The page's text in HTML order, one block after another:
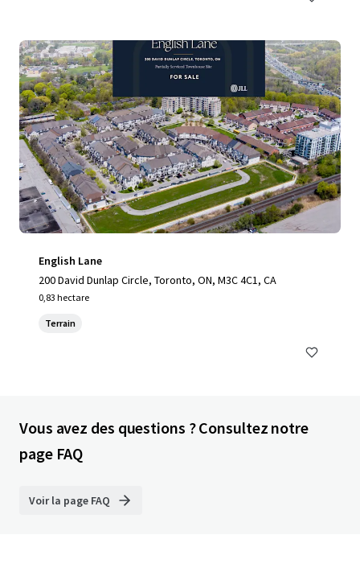
English Lane
200 David Dunlap Circle, Toronto, ON, M3C 4C1, CA
0,83 hectare
Terrain
Vous avez des questions ? Consultez notre
page FAQ
Voir la page FAQ